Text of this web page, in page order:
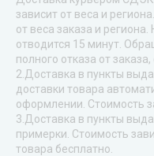
зависит от веса и
от веса заказа и
отводится 15 минут.
полного отказа от
2.Доставка в пункты
доставки товара
оформлении. Стоимость
3.Доставка в пункты
примерки. Стоимость
товара бесплатно.